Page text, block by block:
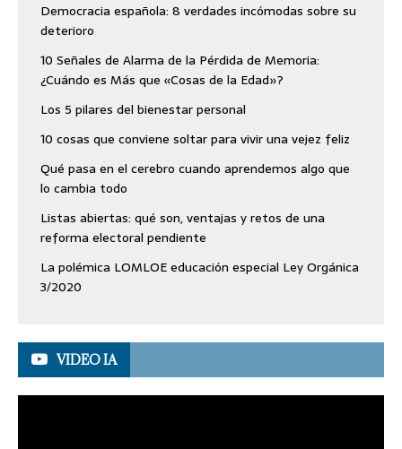
Democracia española: 8 verdades incómodas sobre su
deterioro
10 Señales de Alarma de la Pérdida de Memoria:
¿Cuándo es Más que «Cosas de la Edad»?
Los 5 pilares del bienestar personal
10 cosas que conviene soltar para vivir una vejez feliz
Qué pasa en el cerebro cuando aprendemos algo que
lo cambia todo
Listas abiertas: qué son, ventajas y retos de una
reforma electoral pendiente
La polémica LOMLOE educación especial Ley Orgánica
3/2020
VIDEO IA